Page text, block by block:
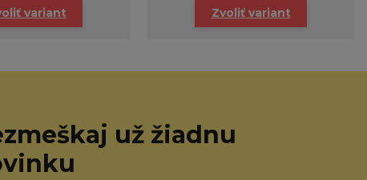
variant Zvoliť variant
už žiadnu